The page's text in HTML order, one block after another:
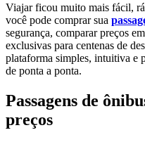
Viajar ficou muito mais fácil,
você pode comprar sua
segurança, comparar preços
exclusivas para centenas de
plataforma simples, intuitiva e
de ponta a ponta.
Passagens de
preços